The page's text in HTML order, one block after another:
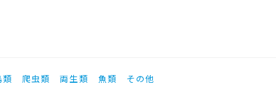
類 爬虫類 両生類 魚類 その他